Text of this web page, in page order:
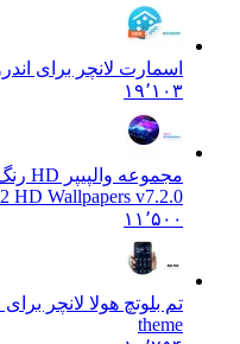
اسمارت لانچر برای اندروید 3
۱۹٬۱۰۳
مجموعه والپیپر HD رنگ نئونی برای اندروید 2 | HD
2 HD Wallpapers v7.2.0
۱۱٬۵۰۰
تم بلوتچ هولا لانچر برای اندروید